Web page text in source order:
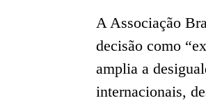
A Associação
decisão como
amplia a
internacionais,